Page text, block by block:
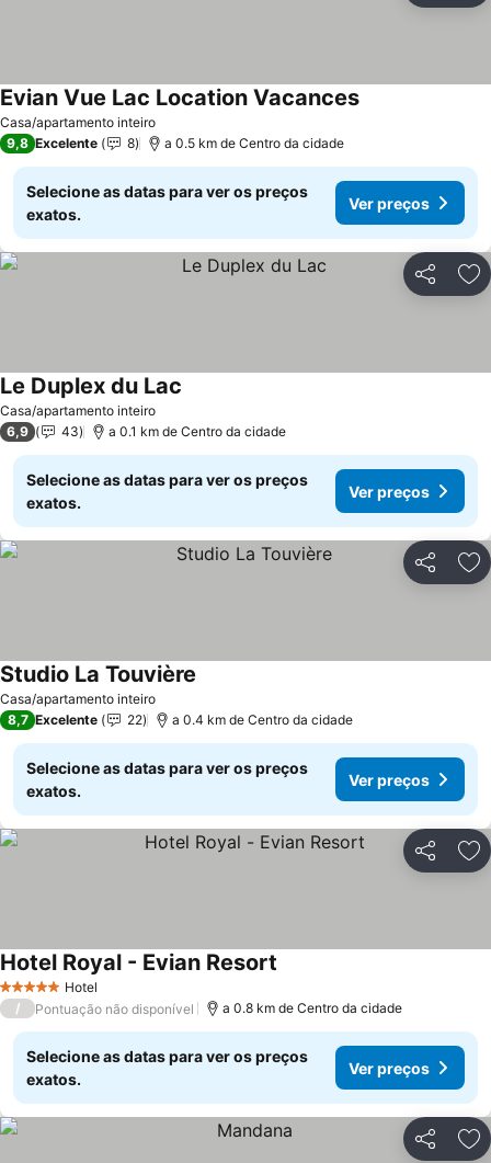
Casa/apartamento inteiro
Evian Vue Lac Location Vacances
9,8 Excelente 8 a 0.5 km de Centro da cidade
Selecione as datas para ver os preços
exatos.
Ver preços
Partilhar
Casa/apartamento inteiro
Le Duplex du Lac
6,9 43 a 0.1 km de Centro da cidade
Selecione as datas para ver os preços
exatos.
Ver preços
Partilhar
Casa/apartamento inteiro
Studio La Touvière
8,7 Excelente 22 a 0.4 km de Centro da cidade
Selecione as datas para ver os preços
exatos.
Ver preços
Partilhar
5 Estrelas Hotel
Hotel Royal - Evian Resort
/ Pontuação não disponível a 0.8 km de Centro da cidade
Selecione as datas para ver os preços
exatos.
Ver preços
Partilhar